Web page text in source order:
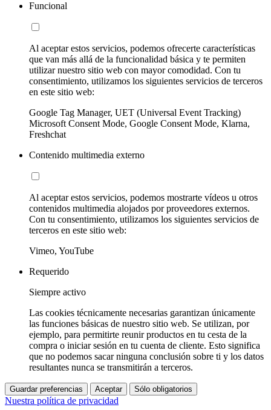
Funcional
Al aceptar estos servicios, podemos ofrecerte características
que van más allá de la funcionalidad básica y te permiten
utilizar nuestro sitio web con mayor comodidad. Con tu
consentimiento, utilizamos los siguientes servicios de terceros
en este sitio web:
Google Tag Manager, UET (Universal Event Tracking)
Microsoft Consent Mode, Google Consent Mode, Klarna,
Freshchat
Contenido multimedia externo
Al aceptar estos servicios, podemos mostrarte vídeos u otros
contenidos multimedia alojados por proveedores externos.
Con tu consentimiento, utilizamos los siguientes servicios de
terceros en este sitio web:
Vimeo, YouTube
Requerido
Siempre activo
Las cookies técnicamente necesarias garantizan únicamente
las funciones básicas de nuestro sitio web. Se utilizan, por
ejemplo, para permitirte reunir productos en tu cesta de la
compra o iniciar sesión en tu cuenta de cliente. Esto significa
que no podemos sacar ninguna conclusión sobre ti y los datos
resultantes nunca se transmitirán a terceros.
Guardar preferencias Aceptar Sólo obligatorios
Nuestra política de privacidad